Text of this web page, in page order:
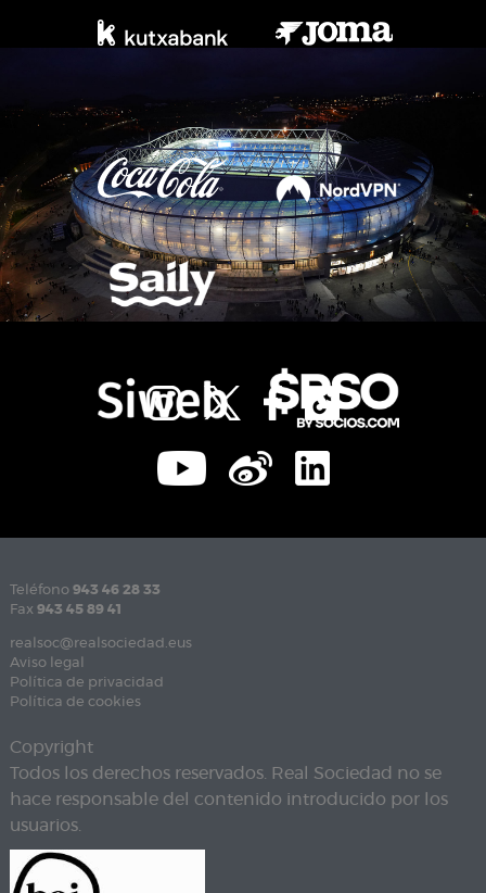
Teléfono 943 46 28 33
Fax 943 45 89 41
realsoc@realsociedad.eus
Aviso legal
Política de privacidad
Política de cookies
Copyright
Todos los derechos reservados. Real Sociedad no se
hace responsable del contenido introducido por los
usuarios.